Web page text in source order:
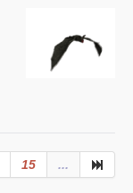
15 ...